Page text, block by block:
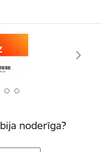
noderīga?